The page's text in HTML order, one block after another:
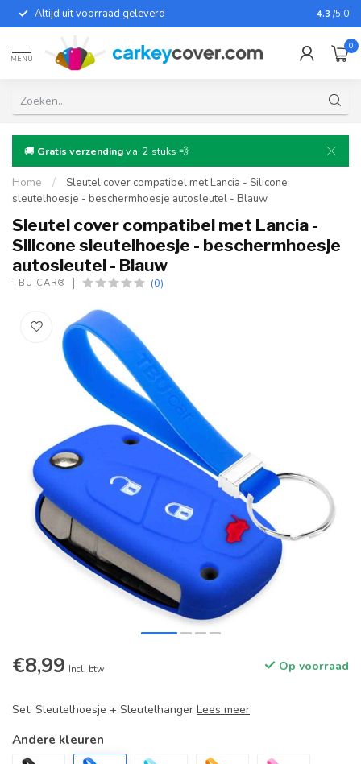
Altijd uit voorraad geleverd Voor
4.3 /5.0
MENU
0
🚚 Gratis verzendingv.a. 2 stuks 💨
Home /
Sleutel cover compatibel met Lancia - Silicone
sleutelhoesje - beschermhoesje autosleutel - Blauw
Sleutel cover compatibel met Lancia -
Silicone sleutelhoesje - beschermhoesje
autosleutel - Blauw
TBU CAR® (0)
€8,99 Incl. btw Op voorraad
Set: Sleutelhoesje + Sleutelhanger Lees meer.
Andere kleuren